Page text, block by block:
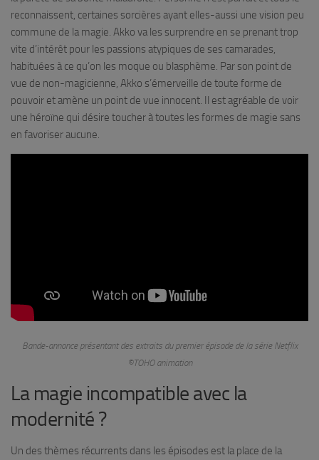
reconnaissent, certaines sorcières ayant elles-aussi une vision peu
commune de la magie. Akko va les surprendre en se prenant trop
vite d’intérêt pour les passions atypiques de ses camarades,
habituées à ce qu’on les moque ou blasphème. Par son point de
vue de non-magicienne, Akko s’émerveille de toute forme de
pouvoir et amène un point de vue innocent. Il est agréable de voir
une héroïne qui désire toucher à toutes les formes de magie sans
en favoriser aucune.
Bande-annonce présentant des extraits du premier épisode de la série Netflix
©TOHO animation
La magie incompatible avec la
modernité ?
Un des thèmes récurrents dans les épisodes est la place de la